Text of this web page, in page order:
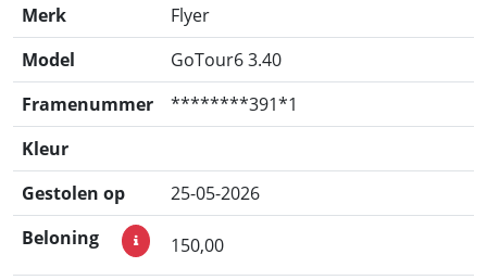
Merk
Flyer
Model
GoTour6 3.40
Framenummer
********391*1
Kleur
Gestolen op
25-05-2026
Beloning
150,00